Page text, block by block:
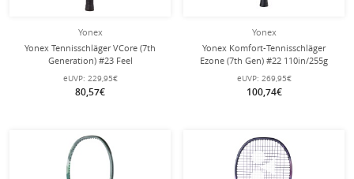
Yonex
Yonex Tennisschläger VCore (7th
Generation) #23 Feel
100in/250g/Allround rot - besaitet -
eUVP: 229,95€
80,57€
Yonex
Yonex Komfort-Tennisschläger
Ezone (7th Gen) #22 110in/255g
himmelblau - besaitet -
eUVP: 269,95€
100,74€